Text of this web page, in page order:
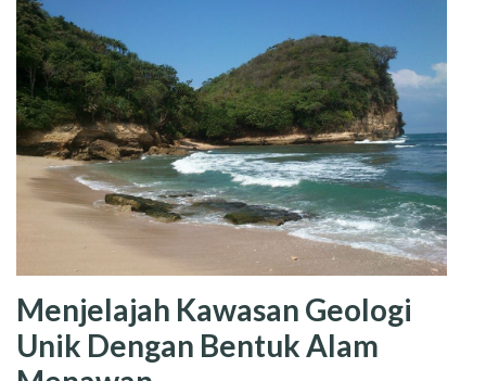
Menjelajah Kawasan Geologi
Unik Dengan Bentuk Alam